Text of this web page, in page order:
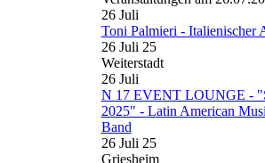
26 Juli
Toni Palmieri - Italienischer
26 Juli 25
Weiterstadt
26 Juli
N 17 EVENT LOUNGE -
2025" - Latin American
Band
26 Juli 25
Griesheim